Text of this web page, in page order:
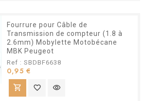
Fourrure pour Câble de
Transmission de compteur (1.8 à
2.6mm) Mobylette Motobécane
MBK Peugeot
Ref : SBDBF6638
0,95 €
shopping_cart favorite_border visibility